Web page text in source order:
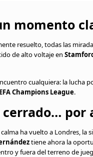
momento
resuelto, todas las
de alto voltaje en
cualquiera: la
Champions League.
por
ha vuelto a Londres, la
tiene ahora la
y fuera del terreno de